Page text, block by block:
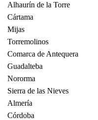
Alhaurín de la Torre
Cártama
Mijas
Torremolinos
Comarca de Antequera
Guadalteba
Nororma
Sierra de las Nieves
Almería
Córdoba